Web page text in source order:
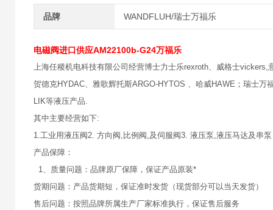
品牌 WANDFLUH/瑞士万福乐
电磁阀进口供应AM22100b-G24万福乐
上海任稷机电科技有限公司经营博士力士乐rexroth、威格士
贺德克HYDAC、雅歌辉托斯ARGO-HYTOS 、哈威HAWE；瑞士
LIK等液压产品.
其中主要经营如下:
1.工业用液压阀2. 方向阀,比例阀,及伺服阀3. 液压泵,液压马达及串
产品保障：
1、质量问题：品牌原厂保障，保证产品原装*
货期问题：产品货期短，保证准时发货（现货部分可以当天发货）
售后问题：按照品牌所属生产厂家标准执行，保证售后服务